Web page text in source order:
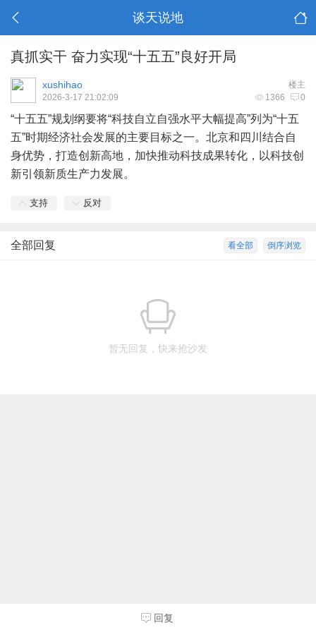
谈天说地
真抓实干 奋力实现“十五五”良好开局
楼主
xushihao
1366 0
2026-3-17 21:02:09
“十五五”规划纲要将“科技自立自强水平大幅提高”列为“十五
五”时期经济社会发展的主要目标之一。北京和四川结合自
身优势，打造创新高地，加快推动科技成果转化，以科技创
新引领新质生产力发展。
支持 反对
倒序浏览
看全部
全部回复
暂无回复，快来抢沙发
回复